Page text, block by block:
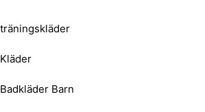
träningskläder
Kläder
Badkläder Barn